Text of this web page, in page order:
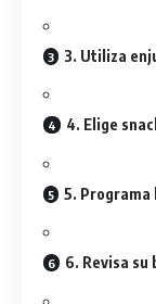
3. Utiliza
4. Elige
5.
6. Revisa su